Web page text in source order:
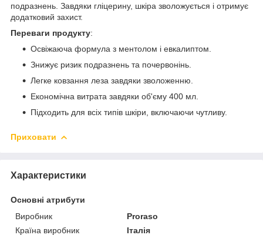
подразнень. Завдяки гліцерину, шкіра зволожується і отримує
додатковий захист.
Переваги продукту:
Освіжаюча формула з ментолом і евкалиптом.
Знижує ризик подразнень та почервонінь.
Легке ковзання леза завдяки зволоженню.
Економічна витрата завдяки об'єму 400 мл.
Підходить для всіх типів шкіри, включаючи чутливу.
Приховати
Характеристики
Основні атрибути
Виробник
Proraso
Країна виробник
Італія